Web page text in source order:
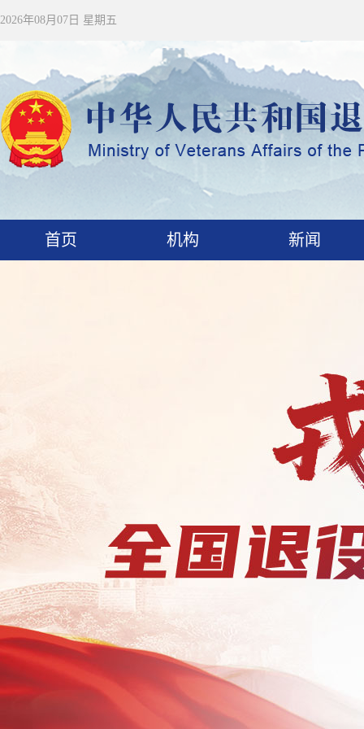
2026年08月07日 星期五
首页 机构 新闻